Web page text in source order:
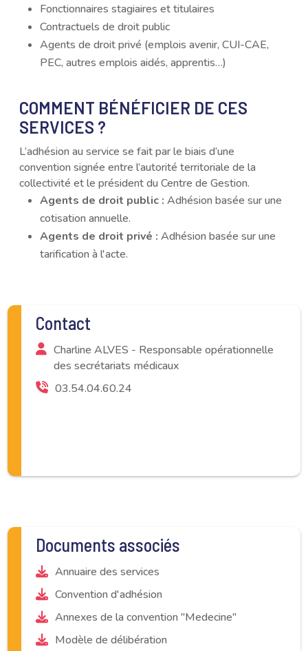
Fonctionnaires stagiaires et titulaires
Contractuels de droit public
Agents de droit privé (emplois avenir, CUI-CAE,
PEC, autres emplois aidés, apprentis…)
COMMENT BÉNÉFICIER DE CES
SERVICES ?
L’adhésion au service se fait par le biais d’une
convention signée entre l’autorité territoriale de la
collectivité et le président du Centre de Gestion.
Agents de droit public : Adhésion basée sur une
cotisation annuelle.
Agents de droit privé : Adhésion basée sur une
tarification à l'acte.
Contact
Charline ALVES - Responsable opérationnelle
des secrétariats médicaux
03.54.04.60.24
Documents associés
Annuaire des services
Convention d'adhésion
Annexes de la convention "Medecine"
Modèle de délibération